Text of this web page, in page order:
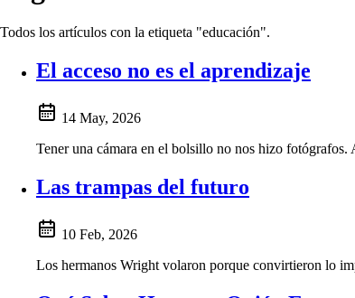
Todos los artículos con la etiqueta "educación".
El acceso no es el aprendizaje
14 May, 2026
Tener una cámara en el bolsillo no nos hizo
Las trampas del futuro
10 Feb, 2026
Los hermanos Wright volaron porque convirtieron lo